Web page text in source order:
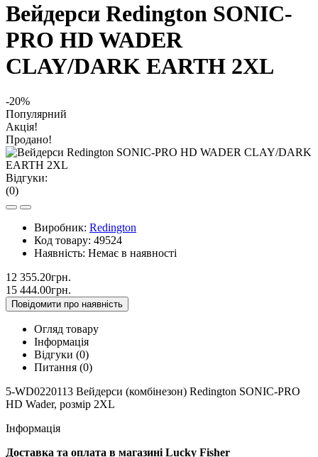
Вейдерси Redington SONIC-
PRO HD WADER
CLAY/DARK EARTH 2XL
-20%
Популярний
Акція!
Продано!
Відгуки:
(0)
Виробник: Redington
Код товару: 49524
Наявність: Немає в наявності
12 355.20грн.
15 444.00грн.
Повідомити про наявність
Огляд товару
Інформація
Відгуки (0)
Питання (0)
5-WD0220113 Вейдерси (комбінезон) Redington SONIC-PRO
HD Wader, розмір 2XL
Інформація
Доставка та оплата в магазині Lucky Fisher